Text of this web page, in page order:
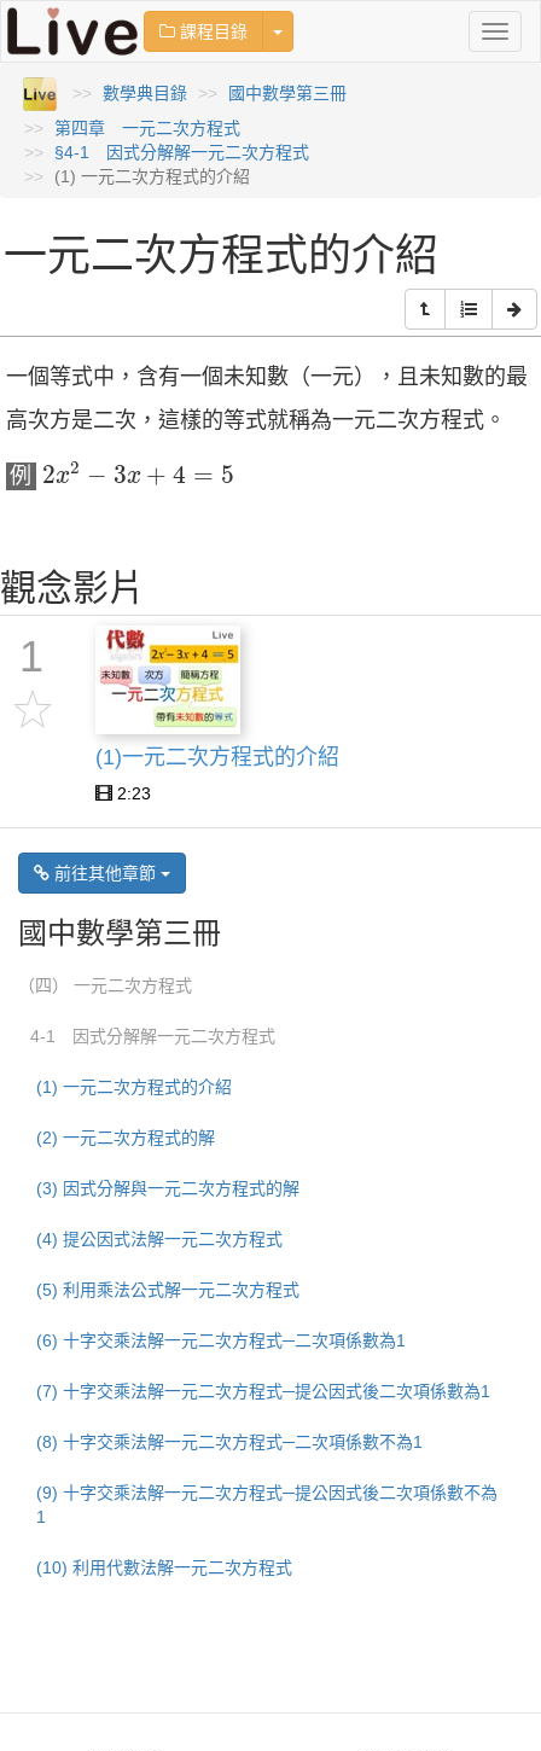
課程目錄 Toggle Dropdown
數學典目錄
國中數學第三冊
第四章 一元二次方程式
§4-1 因式分解解一元二次方程式
(1) 一元二次方程式的介紹
一元二次方程式的介紹
一個等式中，含有一個未知數（一元），且未知數的最
高次方是二次，這樣的等式就稱為一元二次方程式。
例 2x2 − 3x + 4 = 5
2 2 x = 5
觀念影片
1
(1)一元二次方程式的介紹
2:23
前往其他章節
國中數學第三冊
（四） 一元二次方程式
4-1 因式分解解一元二次方程式
(1) 一元二次方程式的介紹
(2) 一元二次方程式的解
(3) 因式分解與一元二次方程式的解
(4) 提公因式法解一元二次方程式
(5) 利用乘法公式解一元二次方程式
(6) 十字交乘法解一元二次方程式─二次項係數為1
(7) 十字交乘法解一元二次方程式─提公因式後二次項係數為1
(8) 十字交乘法解一元二次方程式─二次項係數不為1
(9) 十字交乘法解一元二次方程式─提公因式後二次項係數不為
1
(10) 利用代數法解一元二次方程式